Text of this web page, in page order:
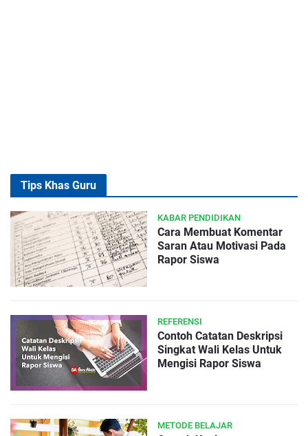
Tips Khas Guru
KABAR PENDIDIKAN
Cara Membuat Komentar
Saran Atau Motivasi Pada
Rapor Siswa
REFERENSI
Contoh Catatan Deskripsi
Singkat Wali Kelas Untuk
Mengisi Rapor Siswa
METODE BELAJAR